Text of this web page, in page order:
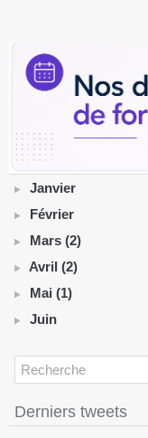
Janvier
Février
Mars (2)
Avril (2)
Mai (1)
Juin
Derniers tweets